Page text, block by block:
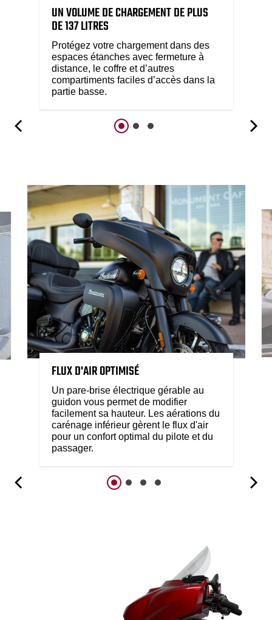
UN VOLUME DE CHARGEMENT DE PLUS
DE 137 LITRES
Protégez votre chargement dans des
espaces étanches avec fermeture à
distance, le coffre et d’autres
compartiments faciles d’accès dans la
partie basse.
FLUX D'AIR OPTIMISÉ
Un pare-brise électrique gérable au
guidon vous permet de modifier
facilement sa hauteur. Les aérations du
carénage inférieur gèrent le flux d'air
pour un confort optimal du pilote et du
passager.